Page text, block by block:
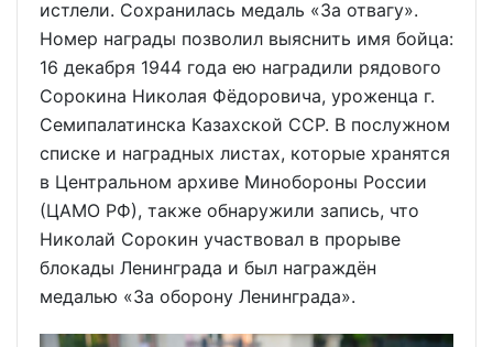
истлели. Сохранилась медаль «За отвагу».
Номер награды позволил выяснить имя бойца:
16 декабря 1944 года ею наградили рядового
Сорокина Николая Фёдоровича, уроженца г.
Семипалатинска Казахской ССР. В послужном
списке и наградных листах, которые хранятся
в Центральном архиве Минобороны России
(ЦАМО РФ), также обнаружили запись, что
Николай Сорокин участвовал в прорыве
блокады Ленинграда и был награждён
медалью «За оборону Ленинграда».